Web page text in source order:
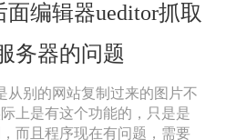
编辑器ueditor抓取
务器的问题
从别的网站复制过来的图片不
上是有这个功能的，只是是
而且程序现在有问题，需要